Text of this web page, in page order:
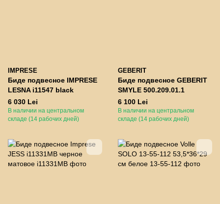
IMPRESE
Биде подвесное IMPRESE
LESNA i11547 black
6 030 Lei
В наличии на центральном
складе (14 рабочих дней)
GEBERIT
Биде подвесное GEBERIT
SMYLE 500.209.01.1
6 100 Lei
В наличии на центральном
складе (14 рабочих дней)